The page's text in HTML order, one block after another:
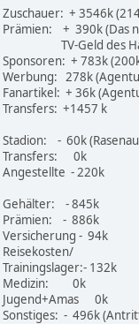
Zuschauer: + 3546k
Prämien: + 390k (Das
TV-Geld des
Sponsoren: + 783k
Werbung: 278k
Fanartikel: + 36k
Transfers: +1457 k
Stadion: - 60k
Transfers: 0k
Angestellte - 220k
Gehälter: - 845k
Prämien: - 886k
Versicherung - 94k
Reisekosten/
Trainingslager:- 132k
Medizin: 0k
Jugend+Amas 0k
Sonstiges: - 496k